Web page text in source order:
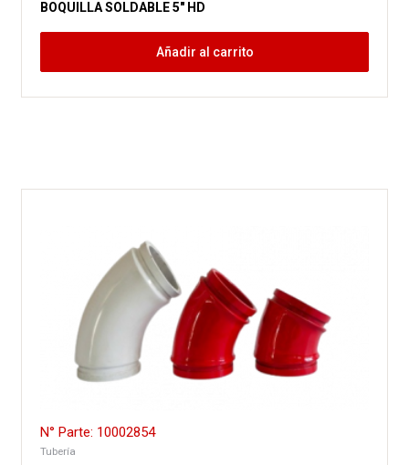
BOQUILLA SOLDABLE 5″ HD
Añadir al carrito
N° Parte: 10002854
Tubería